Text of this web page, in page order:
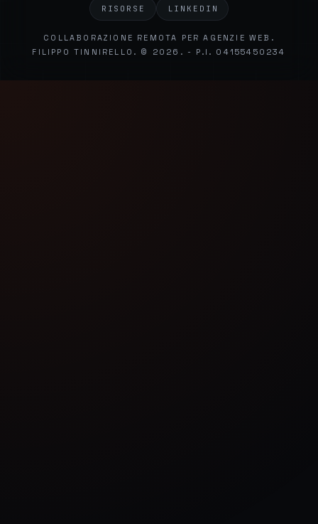
RISORSE LINKEDIN
COLLABORAZIONE REMOTA PER AGENZIE WEB.
FILIPPO TINNIRELLO. © 2026. - P.I. 04155450234